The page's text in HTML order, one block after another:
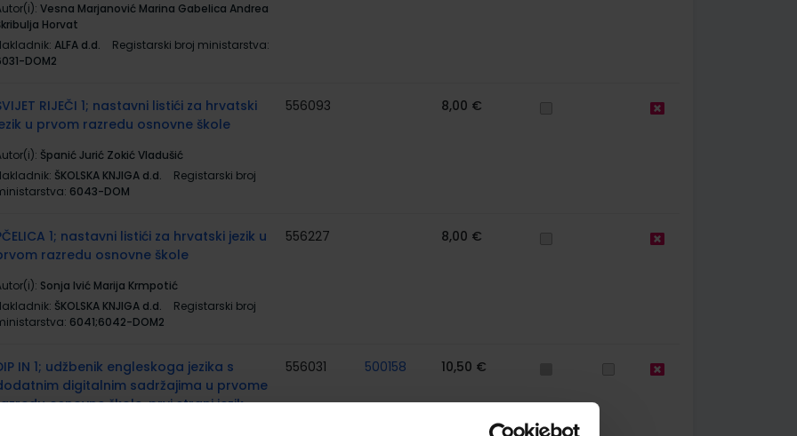
Vesna Marjanović Marina Gabelica Andrea
Horvat
ALFA d.d.
Registarski broj ministarstva:
DOM2
RIJEČI 1; nastavni listići za hrvatski
u prvom razredu osnovne škole
Španić Jurić Zokić Vladušić
ŠKOLSKA KNJIGA d.d.
Registarski broj
6043-DOM
556093 8,00 €
1; nastavni listići za hrvatski jezik u
razredu osnovne škole
Sonja Ivić Marija Krmpotić
ŠKOLSKA KNJIGA d.d.
Registarski broj
6041;6042-DOM2
556227 8,00 €
IN 1; udžbenik engleskoga jezika s
digitalnim sadržajima u prvome
osnovne škole, prvi strani jezik
556031 500158 10,50 €